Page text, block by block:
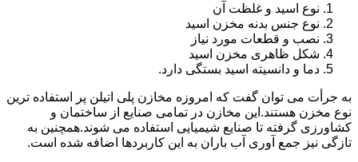
نوع اسید و غلظت آن
نوع جنس بدنه مخزن اسید
نصب و قطعات مورد نیاز
شکل ظاهری مخزن اسید
دما و دانسیته اسید بستگی دارد.
به جرأت می توان گفت که امروزه مخازن پلی اتیلن پر استفاده ترین
نوع مخزن هستند.این مخازن در تمامی صنایع از ساختمان و
کشاورزی گرفته تا صنایع شیمیایی استفاده می شوند.همچنین به
تازگی نیز جمع آوری آب باران به این کاربردها اضافه شده است.